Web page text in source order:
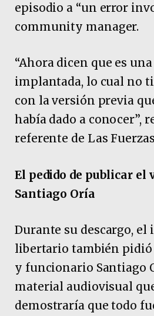
episodio a “un error
community manager.
“Ahora dicen que es
implantada, lo cual no
con la versión previa
había dado a conocer”,
referente de Las
El pedido de publicar el
Santiago Oría
Durante su descargo,
libertario también pidió
y funcionario Santiago
material audiovisual
demostraría que todo